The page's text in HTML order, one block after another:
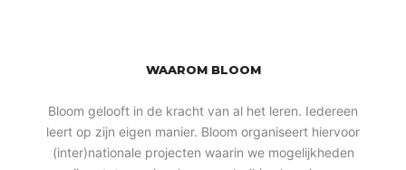
WAAROM BLOOM
Bloom gelooft in de kracht van al het leren. Iedereen
leert op zijn eigen manier. Bloom organiseert hiervoor
(inter)nationale projecten waarin we mogelijkheden